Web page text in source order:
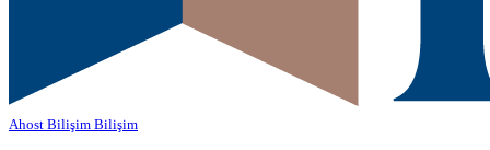
Ahost Bilişim Bilişim